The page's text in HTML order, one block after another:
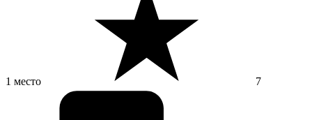
1 место 7